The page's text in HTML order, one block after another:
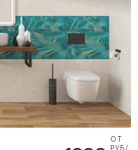
ОТ
РУБ/